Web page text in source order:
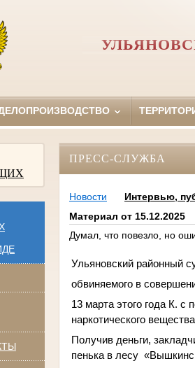
ПРЕСС-СЛУЖБА
Новости
Интервью,
Материал от 15.12.2025
Думал, что повезло, но
Ульяновский районный
обвиняемого в
13 марта этого года К.
наркотического
Получив деньги,
пенька в лесу